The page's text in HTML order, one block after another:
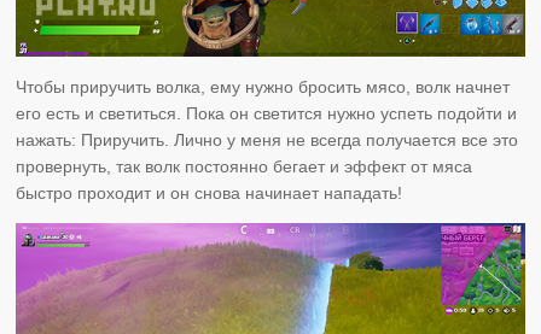
Чтобы приручить волка, ему нужно бросить мясо, волк начнет
его есть и светиться. Пока он светится нужно успеть подойти и
нажать: Приручить. Лично у меня не всегда получается все это
провернуть, так волк постоянно бегает и эффект от мяса
быстро проходит и он снова начинает нападать!